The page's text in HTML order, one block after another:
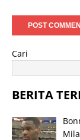
Cari
BERITA